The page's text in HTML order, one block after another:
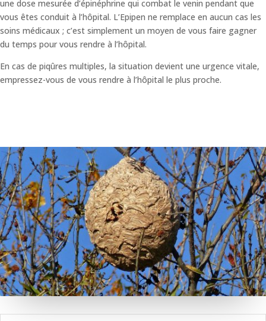
une dose mesurée d’épinéphrine qui combat le venin pendant que
vous êtes conduit à l’hôpital. L’Epipen ne remplace en aucun cas les
soins médicaux ; c’est simplement un moyen de vous faire gagner
du temps pour vous rendre à l’hôpital.
En cas de piqûres multiples, la situation devient une urgence vitale,
empressez-vous de vous rendre à l’hôpital le plus proche.